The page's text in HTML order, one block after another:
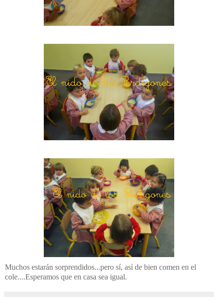
Muchos estarán sorprendidos...pero sí, así de bien comen en el
cole....Esperamos que en casa sea igual.